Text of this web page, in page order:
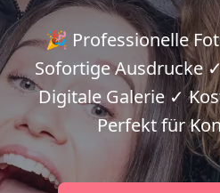
🎉 Professionelle
Sofortige Ausdrucke
Digitale Galerie ✓
Perfekt für